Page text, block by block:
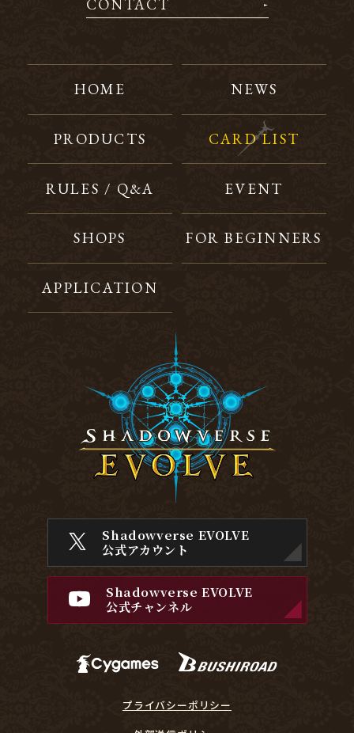
CONTACT
HOME NEWS
PRODUCTS CARD LIST
RULES / Q&A EVENT
SHOPS FOR BEGINNERS
APPLICATION
Shadowverse EVOLVE
公式アカウント
Shadowverse EVOLVE
公式チャンネル
プライバシーポリシー